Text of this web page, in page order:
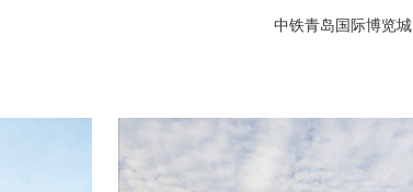
中铁青岛国际博览城